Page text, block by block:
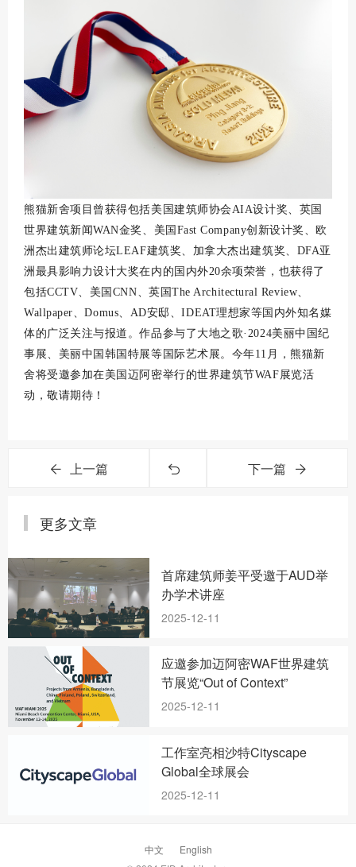
熊猫新舍项目曾获得包括美国建筑师协会AIA设计奖、英国
世界建筑新闻WAN金奖、美国Fast Company创新设计奖、欧
洲杰出建筑师论坛LEAF建筑奖、加拿大杰出建筑奖、DFA亚
洲最具影响力设计大奖在内的国内外20余项荣誉，也获得了
包括CCTV、美国CNN、英国The Architectural Review、
Wallpaper、Domus、AD安邸、IDEAT理想家等国内外知名媒
体的广泛关注与报道。作品参与了大地之歌·2024美丽中国纪
事展、美丽中国韩国特展等国际艺术展。今年11月，熊猫新
舍将受邀参加在美国迈阿密举行的世界建筑节WAF展览活
动，敬请期待！
上一篇 下一篇
更多文章
首席建筑师姜平受邀于AUD举
办学术讲座
2025-12-11
应邀参加迈阿密WAF世界建筑
节展览“Out of Context”
2025-12-11
工作室亮相沙特Cityscape
Global全球展会
2025-12-11
中文
English